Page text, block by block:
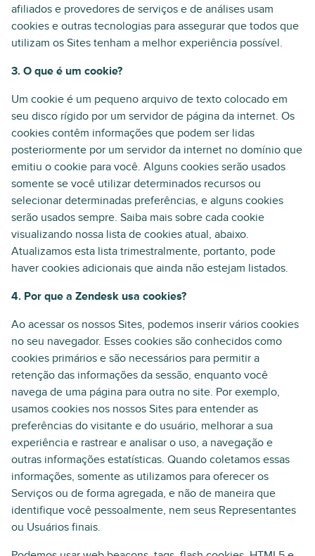
afiliados e provedores de serviços e de análises usam
cookies e outras tecnologias para assegurar que todos que
utilizam os Sites tenham a melhor experiência possível.
3. O que é um cookie?
Um cookie é um pequeno arquivo de texto colocado em
seu disco rígido por um servidor de página da internet. Os
cookies contêm informações que podem ser lidas
posteriormente por um servidor da internet no domínio que
emitiu o cookie para você. Alguns cookies serão usados
somente se você utilizar determinados recursos ou
selecionar determinadas preferências, e alguns cookies
serão usados sempre. Saiba mais sobre cada cookie
visualizando nossa lista de cookies atual, abaixo.
Atualizamos esta lista trimestralmente, portanto, pode
haver cookies adicionais que ainda não estejam listados.
4. Por que a Zendesk usa cookies?
Ao acessar os nossos Sites, podemos inserir vários cookies
no seu navegador. Esses cookies são conhecidos como
cookies primários e são necessários para permitir a
retenção das informações da sessão, enquanto você
navega de uma página para outra no site. Por exemplo,
usamos cookies nos nossos Sites para entender as
preferências do visitante e do usuário, melhorar a sua
experiência e rastrear e analisar o uso, a navegação e
outras informações estatísticas. Quando coletamos essas
informações, somente as utilizamos para oferecer os
Serviços ou de forma agregada, e não de maneira que
identifique você pessoalmente, nem seus Representantes
ou Usuários finais.